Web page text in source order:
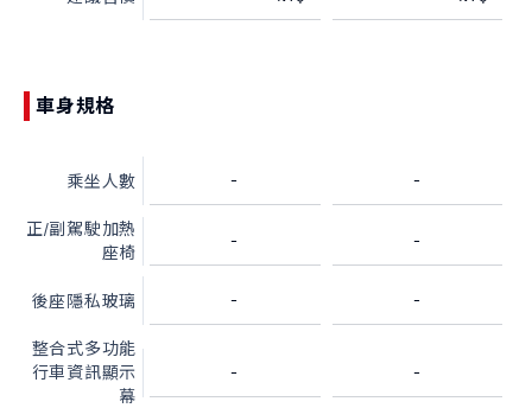
THE NEW Jimny VITARA
S-CROSS
NT$980,000起 NT$499,000起
購車幫手
車身規格
乘坐人數 - -
正/副駕駛加熱
座椅
- -
後座隱私玻璃 - -
整合式多功能
行車資訊顯示
幕
- -